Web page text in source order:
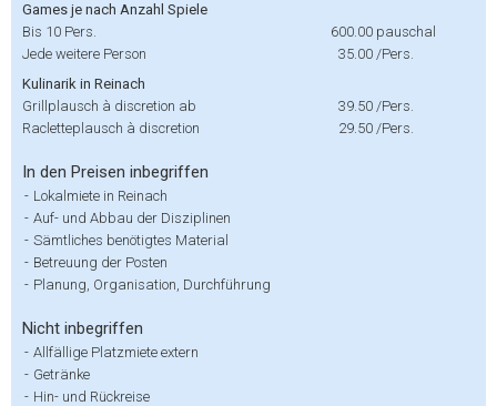
Games je nach Anzahl Spiele
Bis 10 Pers.
600.00 pauschal
Jede weitere Person
35.00 /Pers.
Kulinarik in Reinach
Grillplausch à discretion ab
39.50 /Pers.
Racletteplausch à discretion
29.50 /Pers.
In den Preisen inbegriffen
- Lokalmiete in Reinach
- Auf- und Abbau der Disziplinen
- Sämtliches benötigtes Material
- Betreuung der Posten
- Planung, Organisation, Durchführung
Nicht inbegriffen
- Allfällige Platzmiete extern
- Getränke
- Hin- und Rückreise